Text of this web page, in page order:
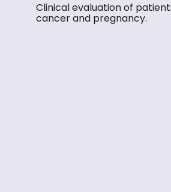
Clinical evaluation of
cancer and pregnancy.